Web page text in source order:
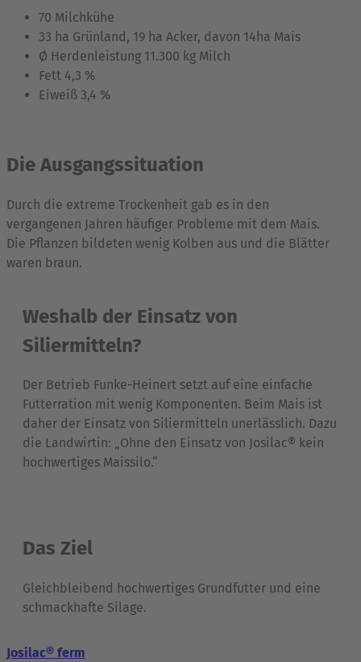
70 Milchkühe
33 ha Grünland, 19 ha Acker, davon 14ha Mais
Ø Herdenleistung 11.300 kg Milch
Fett 4,3 %
Eiweiß 3,4 %
Die Ausgangssituation
Durch die extreme Trockenheit gab es in den
vergangenen Jahren häufiger Probleme mit dem Mais.
Die Pflanzen bildeten wenig Kolben aus und die Blätter
waren braun.
Weshalb der Einsatz von
Siliermitteln?
Der Betrieb Funke-Heinert setzt auf eine einfache
Futterration mit wenig Komponenten. Beim Mais ist
daher der Einsatz von Siliermitteln unerlässlich. Dazu
die Landwirtin: „Ohne den Einsatz von Josilac® kein
hochwertiges Maissilo.“
Das Ziel
Gleichbleibend hochwertiges Grundfutter und eine
schmackhafte Silage.
Josilac® ferm